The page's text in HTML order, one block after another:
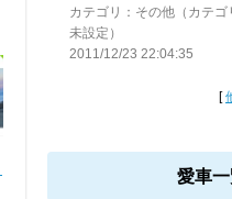
カテゴリ：その他（カテゴ
未設定）
2011/12/23 22:04:35
[
愛車